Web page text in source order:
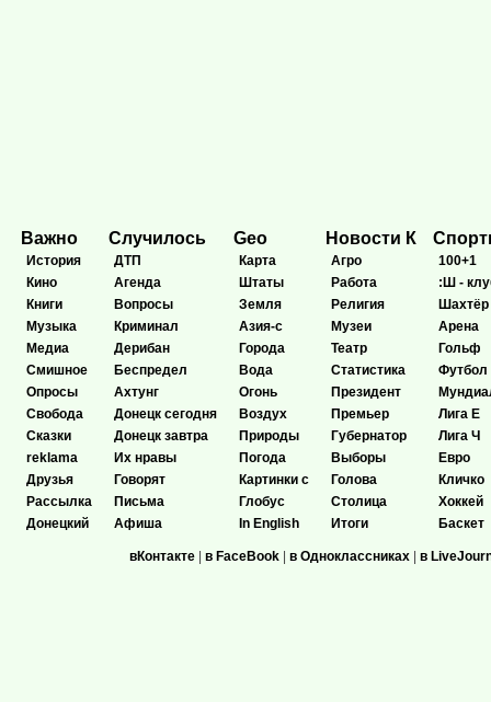
Важно
История
Кино
Книги
Музыка
Медиа
Смишное
Опросы
Свобода
Сказки
reklama
Друзья
Рассылка
Донецкий
Случилось
ДТП
Агенда
Вопросы
Криминал
Дерибан
Беспредел
Ахтунг
Донецк сегодня
Донецк завтра
Их нравы
Говорят
Письма
Афиша
Geo
Карта
Штаты
Земля
Азия-с
Города
Вода
Огонь
Воздух
Природы
Погода
Картинки с
Глобус
In English
Новости К
Агро
Работа
Религия
Музеи
Театр
Статистика
Президент
Премьер
Губернатор
Выборы
Голова
Столица
Итоги
100+1
:Ш -
Шахтёр
Арена
Гольф
Футбол
Лига Е
Лига Ч
Евро
Кличко
Хоккей
Баскет
вКонтакте | в FaceBook | в Одноклассниках | в